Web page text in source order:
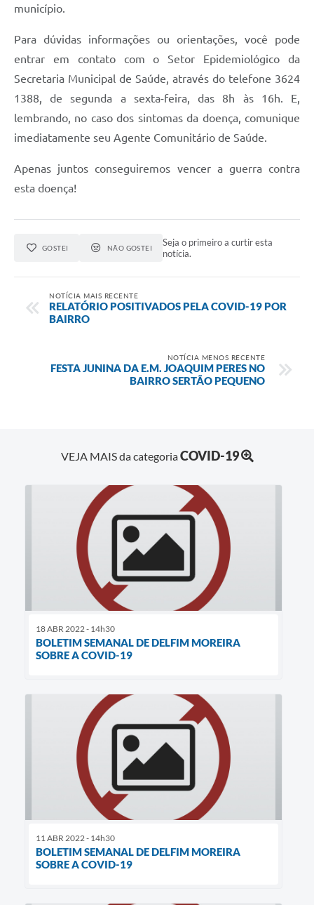
JORNADA DO PATRIMÔNIO
Arquivos para Download
Links
Contratos
município.
Para dúvidas informações ou orientações, você pode
entrar em contato com o Setor Epidemiológico da
Secretaria Municipal de Saúde, através do telefone 3624
1388, de segunda a sexta-feira, das 8h às 16h. E,
lembrando, no caso dos sintomas da doença, comunique
imediatamente seu Agente Comunitário de Saúde.
Apenas juntos conseguiremos vencer a guerra contra
esta doença!
GOSTEI NÃO GOSTEI
Seja o primeiro a curtir esta
notícia.
NOTÍCIA MAIS RECENTE
RELATÓRIO POSITIVADOS PELA COVID-19 POR
BAIRRO
NOTÍCIA MENOS RECENTE
FESTA JUNINA DA E.M. JOAQUIM PERES NO
BAIRRO SERTÃO PEQUENO
VEJA MAIS da categoriaCOVID-19
18 ABR 2022 - 14h30
BOLETIM SEMANAL DE DELFIM MOREIRA
SOBRE A COVID-19
11 ABR 2022 - 14h30
BOLETIM SEMANAL DE DELFIM MOREIRA
SOBRE A COVID-19